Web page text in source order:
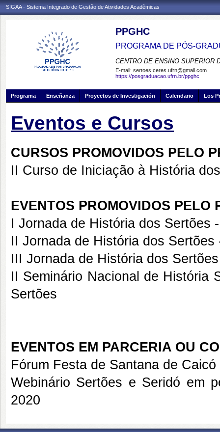
SIGAA - Sistema Integrado de Gestão de Atividades Acadêmicas
PPGHC
PROGRAMA DE PÓS-
CENTRO DE ENSINO SUPERIOR
E-mail: sertoes.ceres.ufrn@gmail.com
https://posgraduacao.ufrn.br/ppghc
Programa Enseñanza Proyectos de Investigación Calendario Los
Eventos e Cursos
CURSOS PROMOVIDOS PELO
II Curso de Iniciação à História
EVENTOS PROMOVIDOS PELO
I Jornada de História dos Sertões
II Jornada de História dos Sertões
III Jornada de História dos Sertões
II Seminário Nacional de História
Sertões
EVENTOS EM PARCERIA OU
Fórum Festa de Santana de
Webinário Sertões e Seridó em
2020